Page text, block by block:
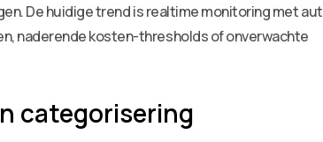
De huidige trend is realtime monitoring met
naderende kosten-thresholds of onverwachte
categorisering